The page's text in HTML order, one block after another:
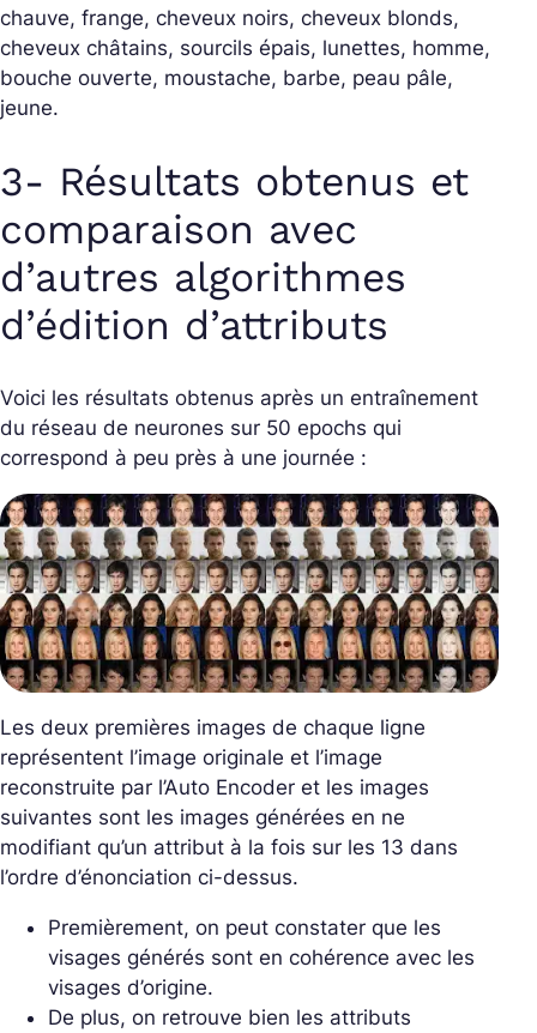
chauve, frange, cheveux noirs, cheveux blonds,
cheveux châtains, sourcils épais, lunettes, homme,
bouche ouverte, moustache, barbe, peau pâle,
jeune.
3- Résultats obtenus et
comparaison avec
d’autres algorithmes
d’édition d’attributs
Voici les résultats obtenus après un entraînement
du réseau de neurones sur 50 epochs qui
correspond à peu près à une journée :
Les deux premières images de chaque ligne
représentent l’image originale et l’image
reconstruite par l’Auto Encoder et les images
suivantes sont les images générées en ne
modifiant qu’un attribut à la fois sur les 13 dans
l’ordre d’énonciation ci-dessus.
Premièrement, on peut constater que les
visages générés sont en cohérence avec les
visages d’origine.
De plus, on retrouve bien les attributs